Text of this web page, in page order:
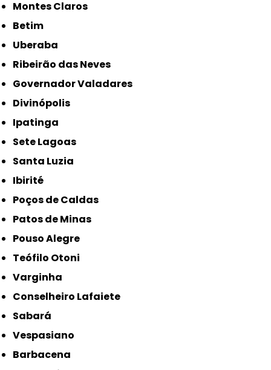
Montes Claros
Betim
Uberaba
Ribeirão das Neves
Governador Valadares
Divinópolis
Ipatinga
Sete Lagoas
Santa Luzia
Ibirité
Poços de Caldas
Patos de Minas
Pouso Alegre
Teófilo Otoni
Varginha
Conselheiro Lafaiete
Sabará
Vespasiano
Barbacena